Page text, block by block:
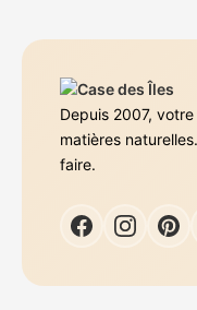
Depuis 2007,
matières
faire.